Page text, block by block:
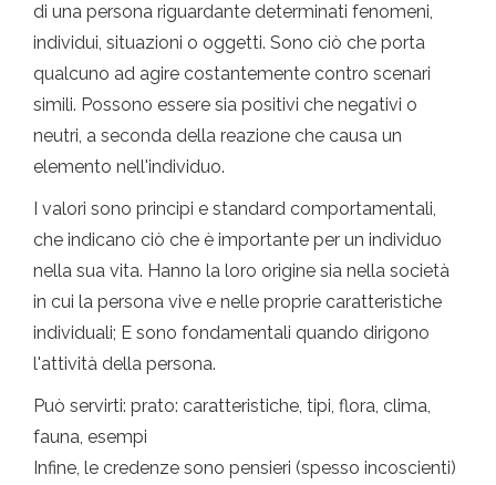
di una persona riguardante determinati fenomeni,
individui, situazioni o oggetti. Sono ciò che porta
qualcuno ad agire costantemente contro scenari
simili. Possono essere sia positivi che negativi o
neutri, a seconda della reazione che causa un
elemento nell'individuo.
I valori sono principi e standard comportamentali,
che indicano ciò che è importante per un individuo
nella sua vita. Hanno la loro origine sia nella società
in cui la persona vive e nelle proprie caratteristiche
individuali; E sono fondamentali quando dirigono
l'attività della persona.
Può servirti: prato: caratteristiche, tipi, flora, clima,
fauna, esempi
Infine, le credenze sono pensieri (spesso incoscienti)